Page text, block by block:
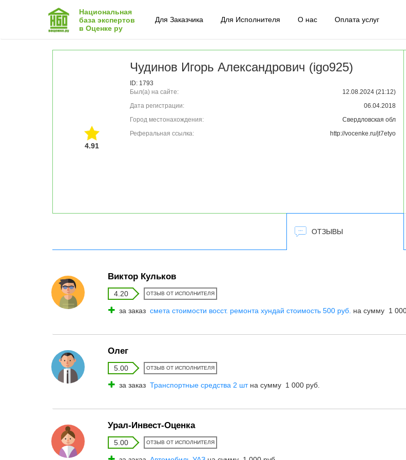
Национальная
база экспертов
в Оценке ру
Для Заказчика Для Исполнителя О нас Оплата услуг
4.91
Чудинов Игорь Александрович (igo925)
ID: 1793
Был(а) на сайте:
12.08.2024 (21:12)
Дата регистрации:
06.04.2018
Город местонахождения:
Свердловская обл
Реферальная ссылка:
http://vocenke.ru/jt7etyo
ОТЗЫВЫ
Виктор Кульков
4.20 ОТЗЫВ ОТ ИСПОЛНИТЕЛЯ
за заказ смета стоимости восст. ремонта хундай стоимость 500 руб. на сумму 1
Олег
5.00 ОТЗЫВ ОТ ИСПОЛНИТЕЛЯ
за заказ Транспортные средства 2 штна сумму 1 000 руб.
Урал-Инвест-Оценка
5.00 ОТЗЫВ ОТ ИСПОЛНИТЕЛЯ